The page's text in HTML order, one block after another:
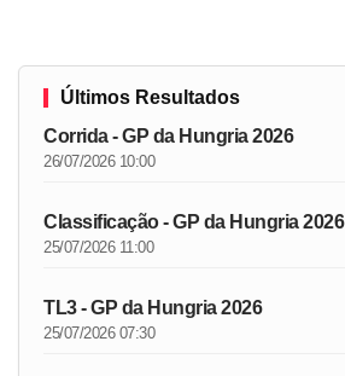
Últimos Resultados
Corrida - GP da Hungria 2026
26/07/2026 10:00
Classificação - GP da Hungria 2026
25/07/2026 11:00
TL3 - GP da Hungria 2026
25/07/2026 07:30